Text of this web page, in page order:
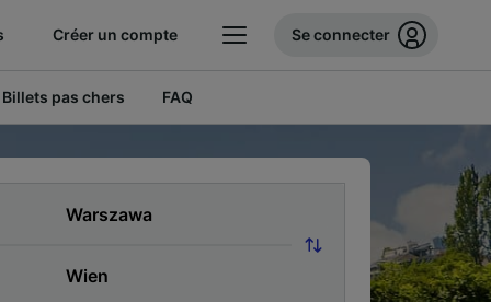
Créer un compte Se connecter
Billets pas chers FAQ